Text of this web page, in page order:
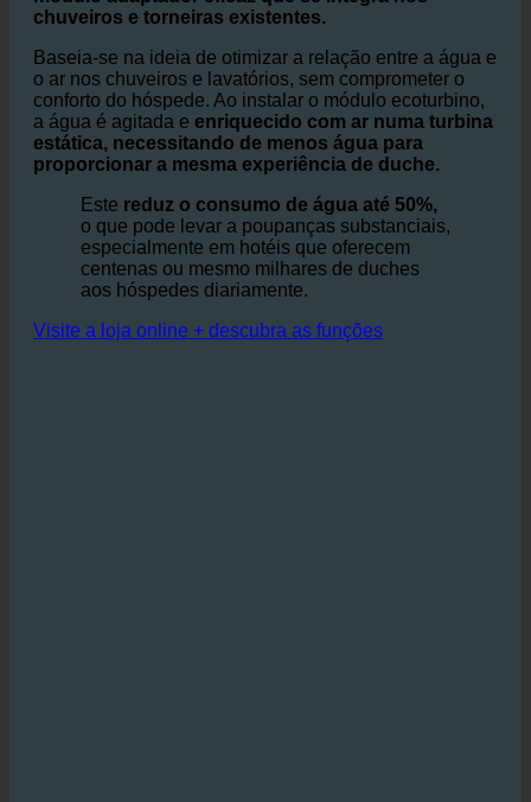
O ecoturbino® é um sistema simples, mas altamente
módulo adaptador eficaz que se integra nos
chuveiros e torneiras existentes.
Baseia-se na ideia de otimizar a relação entre a água e
o ar nos chuveiros e lavatórios, sem comprometer o
conforto do hóspede. Ao instalar o módulo ecoturbino,
a água é agitada eenriquecido com ar numa turbina
estática, necessitando de menos água para
proporcionar a mesma experiência de duche.
Estereduz o consumo de água até 50%,
o que pode levar a poupanças substanciais,
especialmente em hotéis que oferecem
centenas ou mesmo milhares de duches
aos hóspedes diariamente.